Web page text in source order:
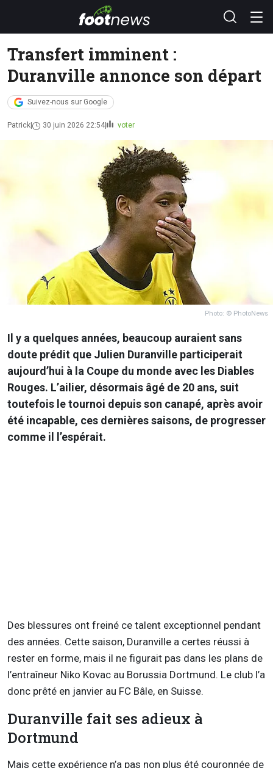
Transfert imminent :
Duranville annonce son départ
Suivez-nous sur Google
Patrick 30 juin 2026 22:54 voter
Photo: © PhotoNews
Il y a quelques années, beaucoup auraient sans
doute prédit que Julien Duranville participerait
aujourd’hui à la Coupe du monde avec les Diables
Rouges. L’ailier, désormais âgé de 20 ans, suit
toutefois le tournoi depuis son canapé, après avoir
été incapable, ces dernières saisons, de progresser
comme il l’espérait.
Des blessures ont freiné ce talent exceptionnel pendant
des années. Cette saison, Duranville a certes réussi à
rester en forme, mais il ne figurait pas dans les plans de
l’entraîneur Niko Kovac au Borussia Dortmund. Le club l’a
donc prêté en janvier au FC Bâle, en Suisse.
Duranville fait ses adieux à
Dortmund
Mais cette expérience n’a pas non plus été couronnée de